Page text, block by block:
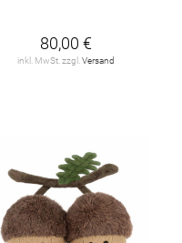
80,00 €
inkl. MwSt. zzgl.Versand